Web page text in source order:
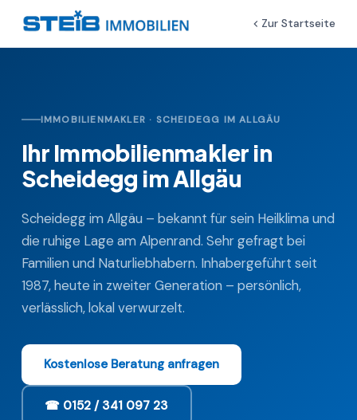
Zur Startseite
IMMOBILIENMAKLER · SCHEIDEGG IM ALLGÄU
Ihr Immobilienmakler in
Scheidegg im Allgäu
Scheidegg im Allgäu – bekannt für sein Heilklima und
die ruhige Lage am Alpenrand. Sehr gefragt bei
Familien und Naturliebhabern. Inhabergeführt seit
1987, heute in zweiter Generation – persönlich,
verlässlich, lokal verwurzelt.
Kostenlose Beratung anfragen
☎ 0152 / 341 097 23